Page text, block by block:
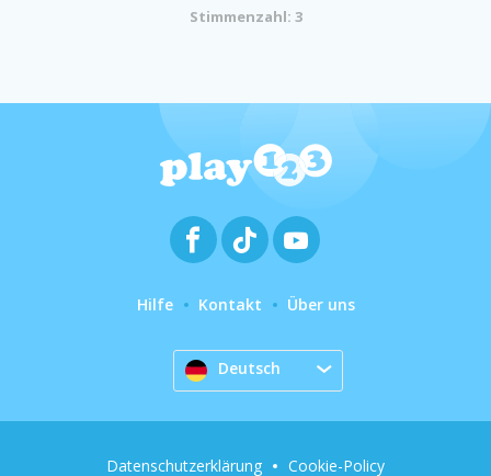
Stimmenzahl: 3
Hilfe Kontakt Über uns
Deutsch
Datenschutzerklärung Cookie-Policy